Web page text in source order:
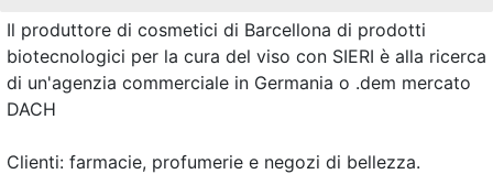
Il produttore di cosmetici di Barcellona di prodotti
biotecnologici per la cura del viso con SIERI è alla ricerca
di un'agenzia commerciale in Germania o .dem mercato
DACH
Clienti: farmacie, profumerie e negozi di bellezza.